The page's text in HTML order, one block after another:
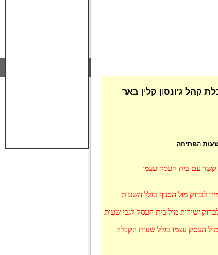
קהל ג'ונסון קלין באר
הפתיחה
קשר עם בית העסק עצמו
לבדוק מול הסניף בגלל השעות
ישירות מול בית העסק לגבי שעות
מול העסק עצמו בגלל שעות הקבלה